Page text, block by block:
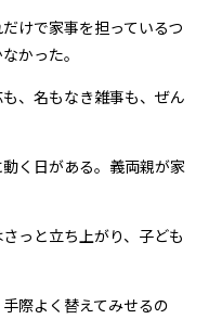
けで家事を担っているつ
かった。
、名もなき雑事も、ぜん
く日がある。義両親が家
っと立ち上がり、子ども
際よく替えてみせるの